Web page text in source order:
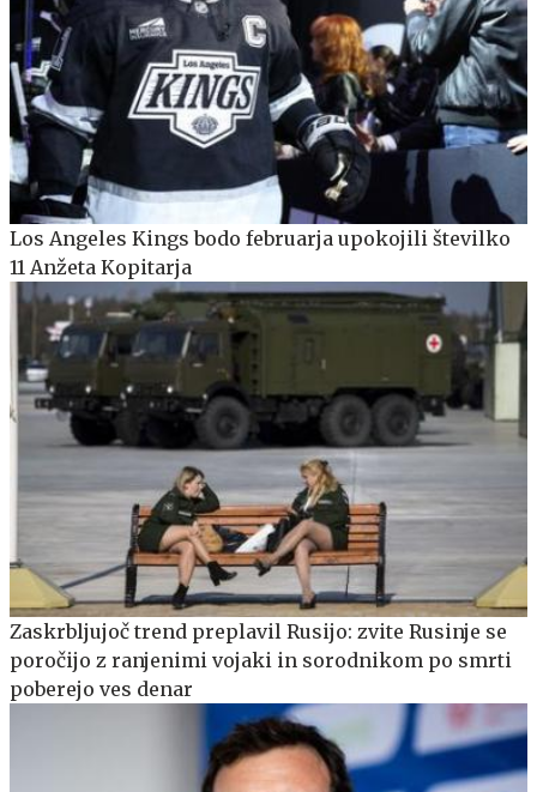
Los Angeles Kings bodo februarja upokojili številko
11 Anžeta Kopitarja
Zaskrbljujoč trend preplavil Rusijo: zvite Rusinje se
poročijo z ranjenimi vojaki in sorodnikom po smrti
poberejo ves denar